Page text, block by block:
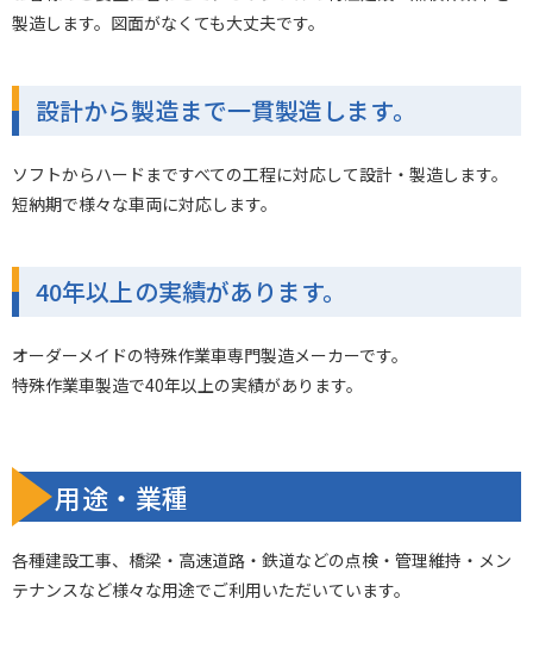
製造します。図面がなくても大丈夫です。
設計から製造まで一貫製造します。
ソフトからハードまですべての工程に対応して設計・製造します。
短納期で様々な車両に対応します。
40年以上の実績があります。
オーダーメイドの特殊作業車専門製造メーカーです。
特殊作業車製造で40年以上の実績があります。
用途・業種
各種建設工事、橋梁・高速道路・鉄道などの点検・管理維持・メン
テナンスなど様々な用途でご利用いただいています。